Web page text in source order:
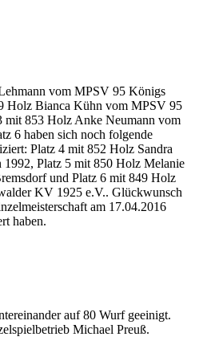
vom MPSV 95 Königs
Holz Bianca Kühn vom MPSV 95
mit 853 Holz Anke Neumann vom
6 haben sich noch folgende
Platz 4 mit 852 Holz Sandra
Platz 5 mit 850 Holz Melanie
und Platz 6 mit 849 Holz
KV 1925 e.V.. Glückwunsch
am 17.04.2016
haben.
auf 80 Wurf geeinigt.
Michael Preuß.